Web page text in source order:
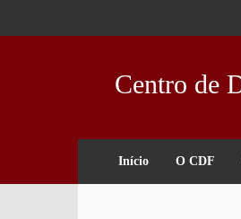
Centro de
Início O CDF